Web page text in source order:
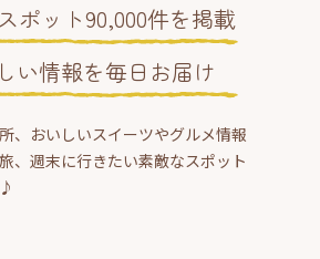
ポット90,000件を掲載
い情報を毎日お届け
、おいしいスイーツやグルメ情報
、週末に行きたい素敵なスポット